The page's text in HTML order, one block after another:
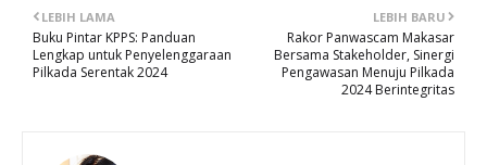
LEBIH BARU
Rakor Panwascam Makasar
Bersama Stakeholder, Sinergi
Pengawasan Menuju Pilkada
2024 Berintegritas
LEBIH LAMA
Buku Pintar KPPS: Panduan
Lengkap untuk Penyelenggaraan
Pilkada Serentak 2024